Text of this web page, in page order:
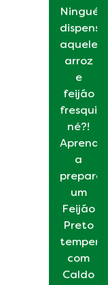
Ninguém
dispensa
aquele
arroz
e
feijão
né?!
Aprenda
a
preparar
um
Feijão
Preto
com
Caldo